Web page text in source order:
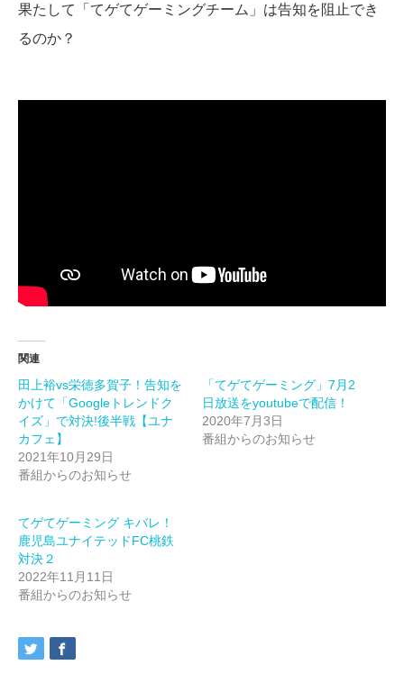
果たして「てゲてゲーミングチーム」は告知を阻止でき
るのか？
関連
田上裕vs栄徳多賀子！告知を
かけて「Googleトレンドク
イズ」で対決!後半戦【ユナ
カフェ】
2021年10月29日
番組からのお知らせ
「てゲてゲーミング」7月2
日放送をyoutubeで配信！
2020年7月3日
番組からのお知らせ
てゲてゲーミング キバレ！
鹿児島ユナイテッドFC桃鉄
対決２
2022年11月11日
番組からのお知らせ